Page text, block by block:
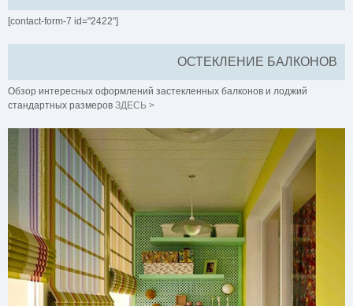
[contact-form-7 id="2422"]
ОСТЕКЛЕНИЕ БАЛКОНОВ
Обзор интересных оформлений застекленных балконов и лоджий
стандартных размеров ЗДЕСЬ >